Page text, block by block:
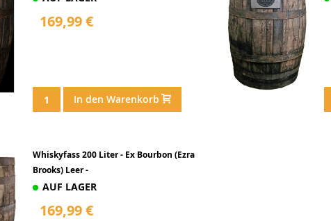
169,99 €
In den Warenkorb
Whiskyfass 200 Liter - Ex Bourbon (Ezra
Brooks) Leer -
AUF LAGER
169,99 €